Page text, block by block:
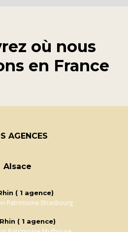
où nous
en France
AGENCES
Alsace
( 1 agence)
Patrimoine Strasbourg
( 1 agence)